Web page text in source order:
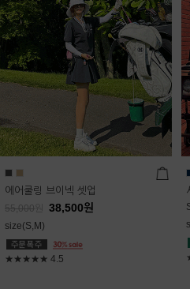
에어쿨링 브이넥 셋업
55,000 38,500원
size(S,M)
★★★★★ 4.5